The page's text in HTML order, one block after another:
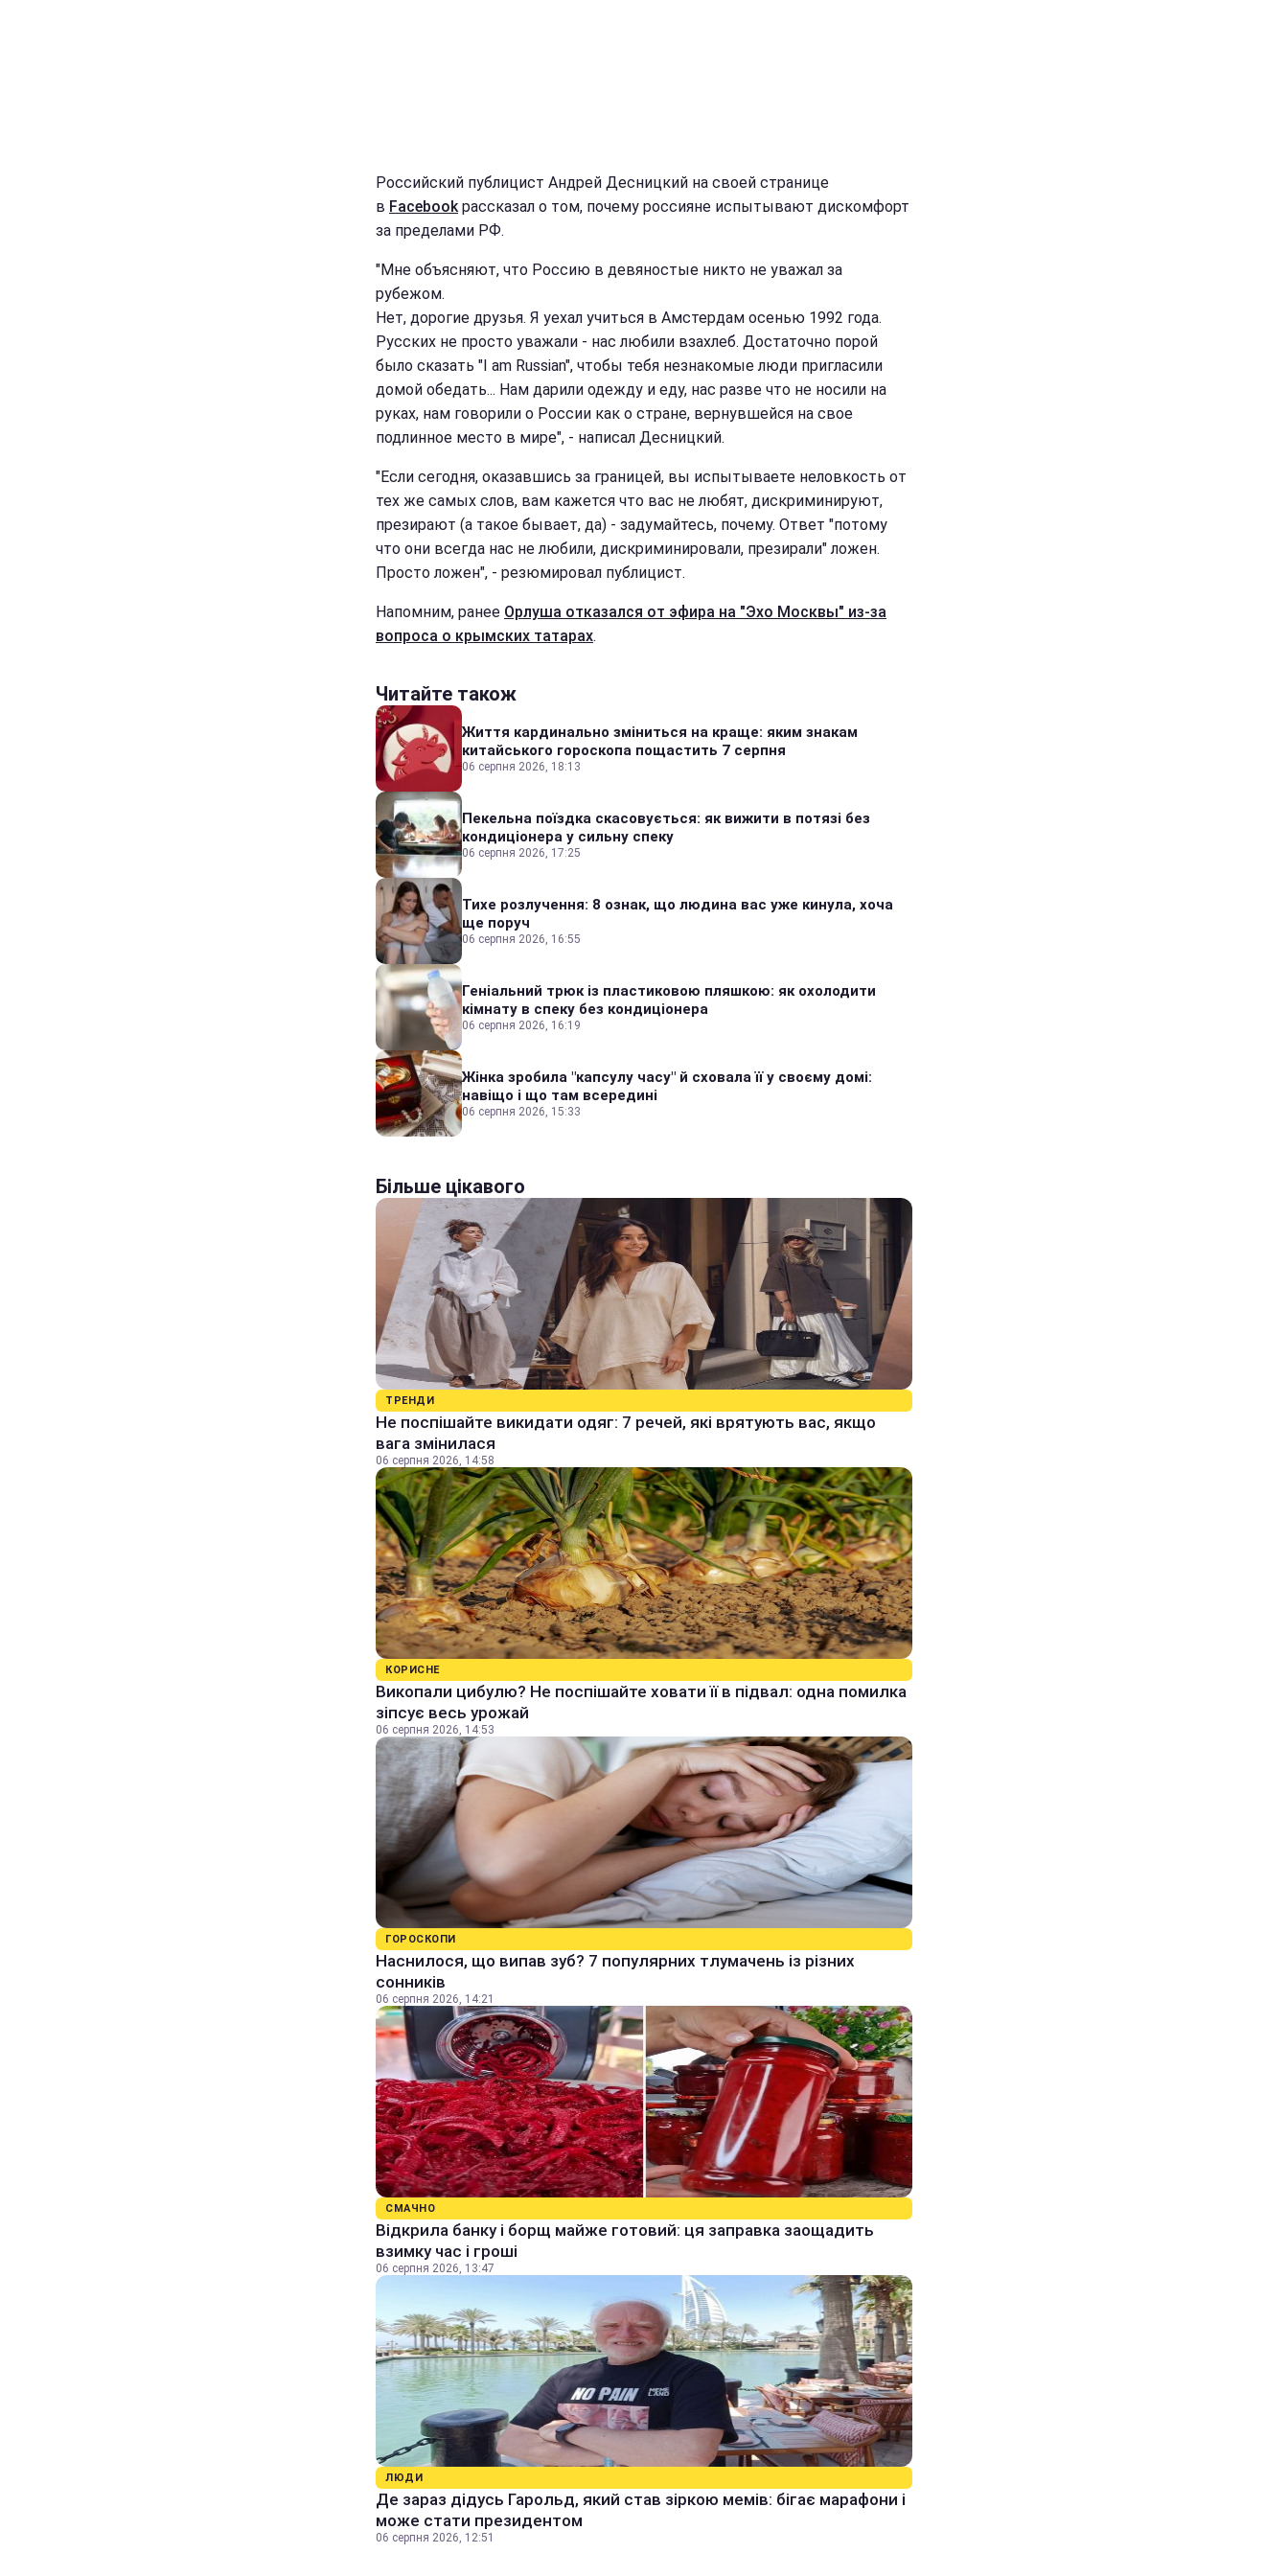
Российский публицист Андрей Десницкий на своей странице
в Facebookрассказал о том, почему россияне испытывают дискомфорт
за пределами РФ.
"Мне объясняют, что Россию в девяностые никто не уважал за
рубежом.
Нет, дорогие друзья. Я уехал учиться в Амстердам осенью 1992 года.
Русских не просто уважали - нас любили взахлеб. Достаточно порой
было сказать "I am Russian", чтобы тебя незнакомые люди пригласили
домой обедать... Нам дарили одежду и еду, нас разве что не носили на
руках, нам говорили о России как о стране, вернувшейся на свое
подлинное место в мире", - написал Десницкий.
"Если сегодня, оказавшись за границей, вы испытываете неловкость от
тех же самых слов, вам кажется что вас не любят, дискриминируют,
презирают (а такое бывает, да) - задумайтесь, почему. Ответ "потому
что они всегда нас не любили, дискриминировали, презирали" ложен.
Просто ложен", - резюмировал публицист.
Напомним, ранее Орлуша отказался от эфира на "Эхо Москвы" из-за
вопроса о крымских татарах.
Читайте також
Життя кардинально зміниться на краще: яким знакам
китайського гороскопа пощастить 7 серпня
06 серпня 2026, 18:13
Пекельна поїздка скасовується: як вижити в потязі без
кондиціонера у сильну спеку
06 серпня 2026, 17:25
Тихе розлучення: 8 ознак, що людина вас уже кинула, хоча
ще поруч
06 серпня 2026, 16:55
Геніальний трюк із пластиковою пляшкою: як охолодити
кімнату в спеку без кондиціонера
06 серпня 2026, 16:19
Жінка зробила "капсулу часу" й сховала її у своєму домі:
навіщо і що там всередині
06 серпня 2026, 15:33
Більше цікавого
ТРЕНДИ
Не поспішайте викидати одяг: 7 речей, які врятують вас, якщо
вага змінилася
06 серпня 2026, 14:58
КОРИСНЕ
Викопали цибулю? Не поспішайте ховати її в підвал: одна помилка
зіпсує весь урожай
06 серпня 2026, 14:53
ГОРОСКОПИ
Наснилося, що випав зуб? 7 популярних тлумачень із різних
сонників
06 серпня 2026, 14:21
СМАЧНО
Відкрила банку і борщ майже готовий: ця заправка заощадить
взимку час і гроші
06 серпня 2026, 13:47
ЛЮДИ
Де зараз дідусь Гарольд, який став зіркою мемів: бігає марафони і
може стати президентом
06 серпня 2026, 12:51